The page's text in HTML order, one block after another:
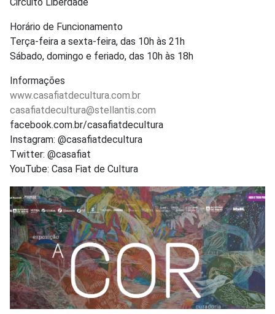
Horário de Funcionamento
Terça-feira a sexta-feira, das 10h às 21h
Sábado, domingo e feriado, das 10h às 18h
Informações
www.casafiatdecultura.com.br
casafiatdecultura@stellantis.com
facebook.com.br/casafiatdecultura
Instagram: @casafiatdecultura
Twitter: @casafiat
YouTube: Casa Fiat de Cultura